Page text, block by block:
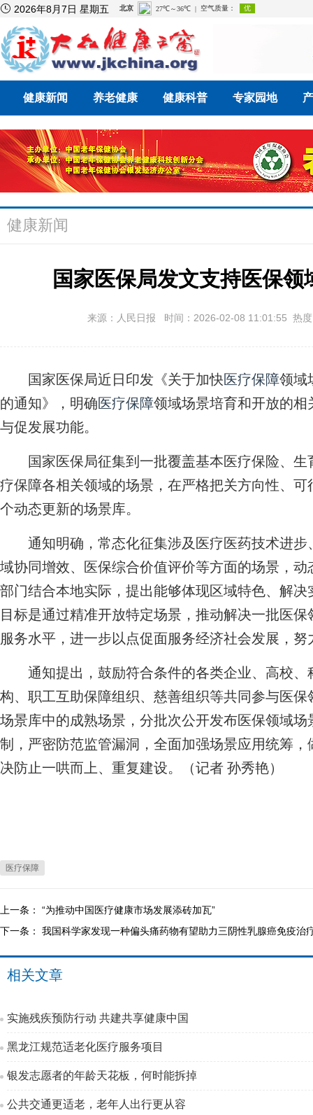
 2026年8月7日 星期五
健康新闻 养老健康 健康科普 专家园地
健康新闻
国家医保局发文支持医保
来源：人民日报 时间：2026-02-08 11:01:55 热
国家医保局近日印发《关于加快医疗保障领域
的通知》，明确医疗保障领域场景培育和开放的
与促发展功能。
国家医保局征集到一批覆盖基本医疗保险、生
疗保障各相关领域的场景，在严格把关方向性、
个动态更新的场景库。
通知明确，常态化征集涉及医疗医药技术进步
域协同增效、医保综合价值评价等方面的场景，
部门结合本地实际，提出能够体现区域特色、解
目标是通过精准开放特定场景，推动解决一批医
服务水平，进一步以点促面服务经济社会发展，
通知提出，鼓励符合条件的各类企业、高校、
构、职工互助保障组织、慈善组织等共同参与医
场景库中的成熟场景，分批次公开发布医保领域
制，严密防范监管漏洞，全面加强场景应用统筹
决防止一哄而上、重复建设。（记者 孙秀艳）
医疗保障
上一条： “为推动中国医疗健康市场发展添砖加瓦”
下一条： 我国科学家发现一种偏头痛药物有望助力三阴性乳腺癌免疫治
相关文章
实施残疾预防行动 共建共享健康中国
黑龙江规范适老化医疗服务项目
银发志愿者的年龄天花板，何时能拆掉
公共交通更适老，老年人出行更从容